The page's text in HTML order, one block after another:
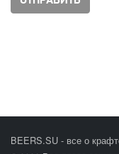
BEERS.SU - все о